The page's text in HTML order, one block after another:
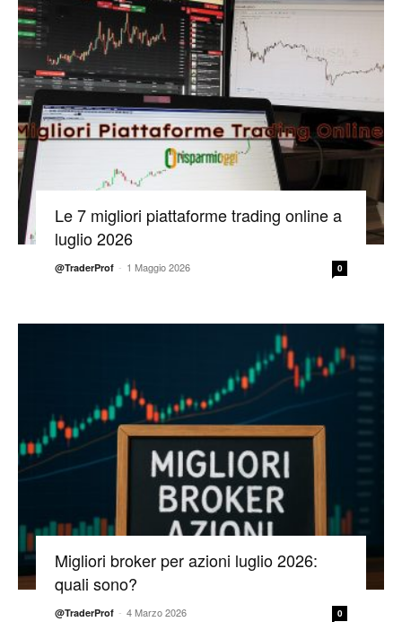
Le 7 migliori piattaforme trading online a
luglio 2026
@TraderProf - 1 Maggio 2026 0
Migliori broker per azioni luglio 2026:
quali sono?
@TraderProf - 4 Marzo 2026 0